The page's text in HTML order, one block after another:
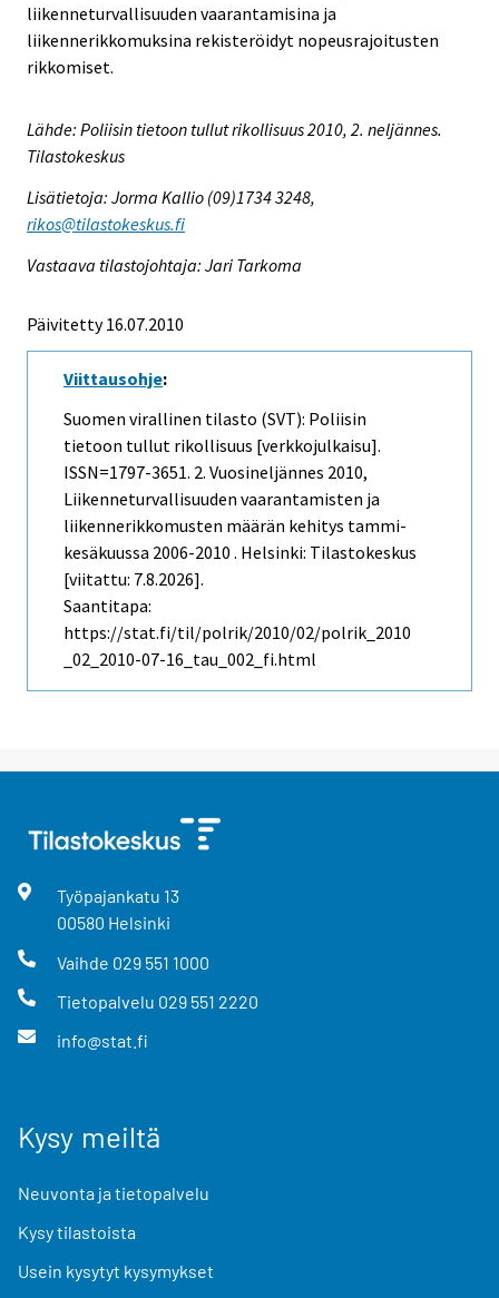
liikenneturvallisuuden vaarantamisina ja
liikennerikkomuksina rekisteröidyt nopeusrajoitusten
rikkomiset.
Lähde: Poliisin tietoon tullut rikollisuus 2010, 2. neljännes.
Tilastokeskus
Lisätietoja: Jorma Kallio (09)1734 3248,
rikos@tilastokeskus.fi
Vastaava tilastojohtaja: Jari Tarkoma
Päivitetty 16.07.2010
Viittausohje:
Suomen virallinen tilasto (SVT): Poliisin
tietoon tullut rikollisuus [verkkojulkaisu].
ISSN=1797-3651. 2. Vuosineljännes 2010,
Liikenneturvallisuuden vaarantamisten ja
liikennerikkomusten määrän kehitys tammi-
kesäkuussa 2006-2010 . Helsinki: Tilastokeskus
[viitattu: 7.8.2026].
Saantitapa:
https://stat.fi/til/polrik/2010/02/polrik_2010
_02_2010-07-16_tau_002_fi.html
Työpajankatu 13
00580 Helsinki
Vaihde 029 551 1000
Tietopalvelu 029 551 2220
info@stat.fi
Kysy meiltä
Neuvonta ja tietopalvelu
Kysy tilastoista
Usein kysytyt kysymykset